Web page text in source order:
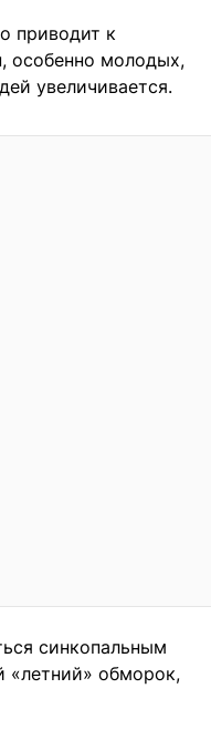
приводит к
особенно молодых,
увеличивается.
синкопальным
«летний» обморок,